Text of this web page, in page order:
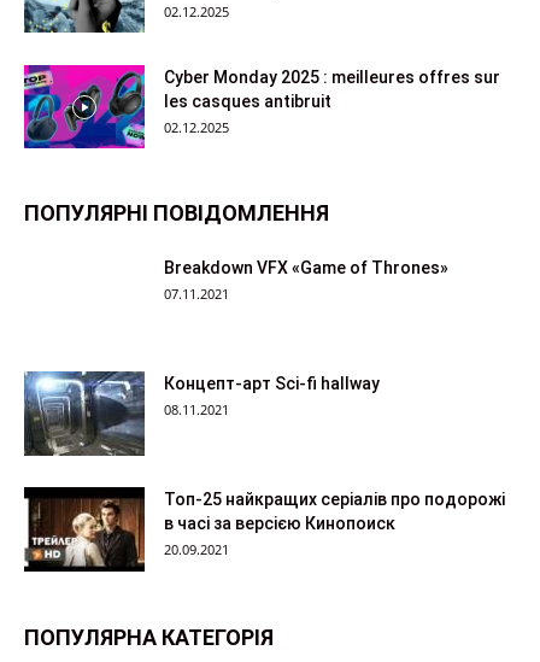
02.12.2025
Cyber ​​Monday 2025 : meilleures offres sur
les casques antibruit
02.12.2025
ПОПУЛЯРНІ ПОВІДОМЛЕННЯ
Breakdown VFX «Game of Thrones»
07.11.2021
Концепт-арт Sci-fi hallway
08.11.2021
Топ-25 найкращих серіалів про подорожі
в часі за версією Кинопоиск
20.09.2021
ПОПУЛЯРНА КАТЕГОРІЯ